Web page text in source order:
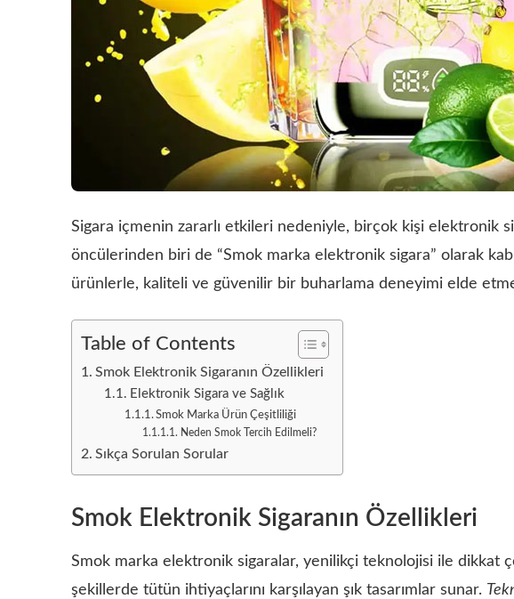
Sigara içmenin zararlı etkileri nedeniyle, birçok kişi elektronik
öncülerinden biri de “Smok marka elektronik sigara” olarak
ürünlerle, kaliteli ve güvenilir bir buharlama deneyimi elde
Table of Contents
Smok Elektronik Sigaranın Özellikleri
Elektronik Sigara ve Sağlık
Smok Marka Ürün Çeşitliliği
Neden Smok Tercih Edilmeli?
Sıkça Sorulan Sorular
Smok Elektronik Sigaranın Özellikleri
Smok marka elektronik sigaralar, yenilikçi teknolojisi ile dikkat
şekillerde tütün ihtiyaçlarını karşılayan şık tasarımlar sunar.